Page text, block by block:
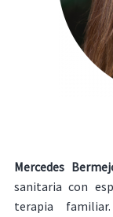
Mercedes
sanitaria con
terapia